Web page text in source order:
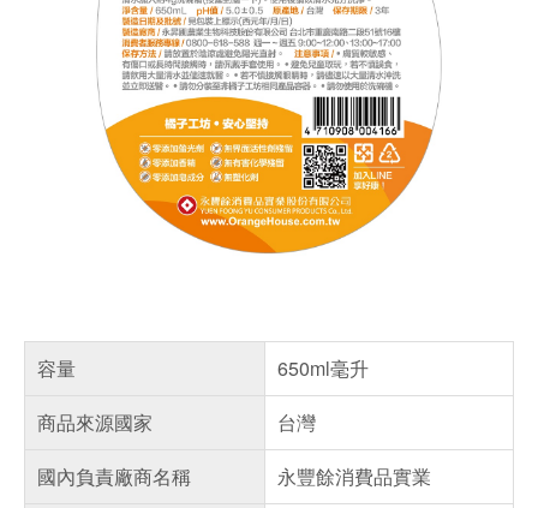
容量
650ml毫升
商品來源國家
台灣
國內負責廠商名稱
永豐餘消費品實業